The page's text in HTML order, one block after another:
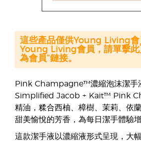
Pink Champagne™濃縮泡沫潔手
Simplified Jacob + Kait™ Pink
精油，糅合西柚、樟樹、茉莉、依
甜美愉悅的芳香，為每日潔手體驗
這款潔手液以濃縮液形式呈現，大
這些產品僅供Young Living會
Young Living會員，請單擊此
為會員”鏈接。